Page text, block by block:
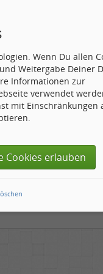
on 13 November and
Wenn Du allen
Weitergabe Deiner
Informationen zur
verwendet
mit Einschränkungen
Cookies erlauben